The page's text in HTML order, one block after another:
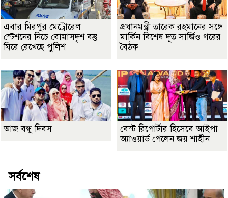
এবার মিরপুর মেট্রোরেল
স্টেশনের নিচে বোমাসদৃশ বস্তু
ঘিরে রেখেছে পুলিশ
প্রধানমন্ত্রী তারেক রহমানের সঙ্গে
মার্কিন বিশেষ দূত সার্জিও গরের
বৈঠক
আজ বন্ধু দিবস
বেস্ট রিপোর্টার হিসেবে আইপা
অ্যাওয়ার্ড পেলেন জয় শাহীন
সর্বশেষ